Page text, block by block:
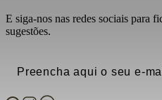
E siga-nos nas redes sociais para
sugestões.
Email(Obrigatório)